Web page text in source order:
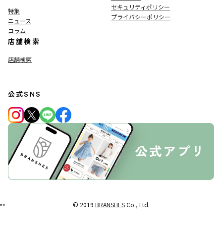
特集
ニュース
コラム
店舗検索
店舗検索
セキュリティポリシー
プライバシーポリシー
公式SNS
© 2019 BRANSHESCo., Ltd.
""